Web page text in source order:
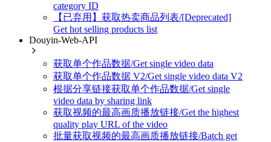
category ID
【已弃用】获取热卖商品列表/[Deprecated]
Get hot selling products list
Douyin-Web-API
获取单个作品数据/Get single video data
获取单个作品数据 V2/Get single video data V2
根据分享链接获取单个作品数据/Get single
video data by sharing link
获取视频的最高画质播放链接/Get the highest
quality play URL of the video
批量获取视频的最高画质播放链接/Batch get